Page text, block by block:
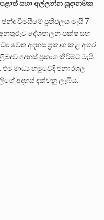
බන්ධනාගාර රැදවියන් 1,021 දෙනෙකු ඉකුත් වසර පහක කාලය තුලදී (2020 ජනවාරි 01 සිට 2025 දෙසැම්බර්…
දිවයින පුරා පිහිටි බන්ධනාගාරවල පවතින දැඩි තදබදය හේතුවෙන් බන්ධනාගාර පද්ධතිය තුළ දැඩි අවදානම් තත්ත්වයක් නිර්මාණය…
නව පරිසර පනත යටතේ ශබ්ද දූෂණය සම්බන්ධයෙන් කටයුතු කිරීමට නව රෙගුලාසි ගෙන ඒමට මධ්‍යම පරිසර…
සභා අල්ලන්න සූදානමක
ඡන්ද විමසීමේ ප්‍රතිඵලය මැයි 7
දේශපාලන පක්ෂ සහ
වෙත අදහස් ප්‍රකාශ කළ අතර
අදහස් ප්‍රකාශ කිරීමට මැයි
එම මාධ්‍ය හමුවේදී ජනාරගල
අදහස් දක්වනු ලැබීය.